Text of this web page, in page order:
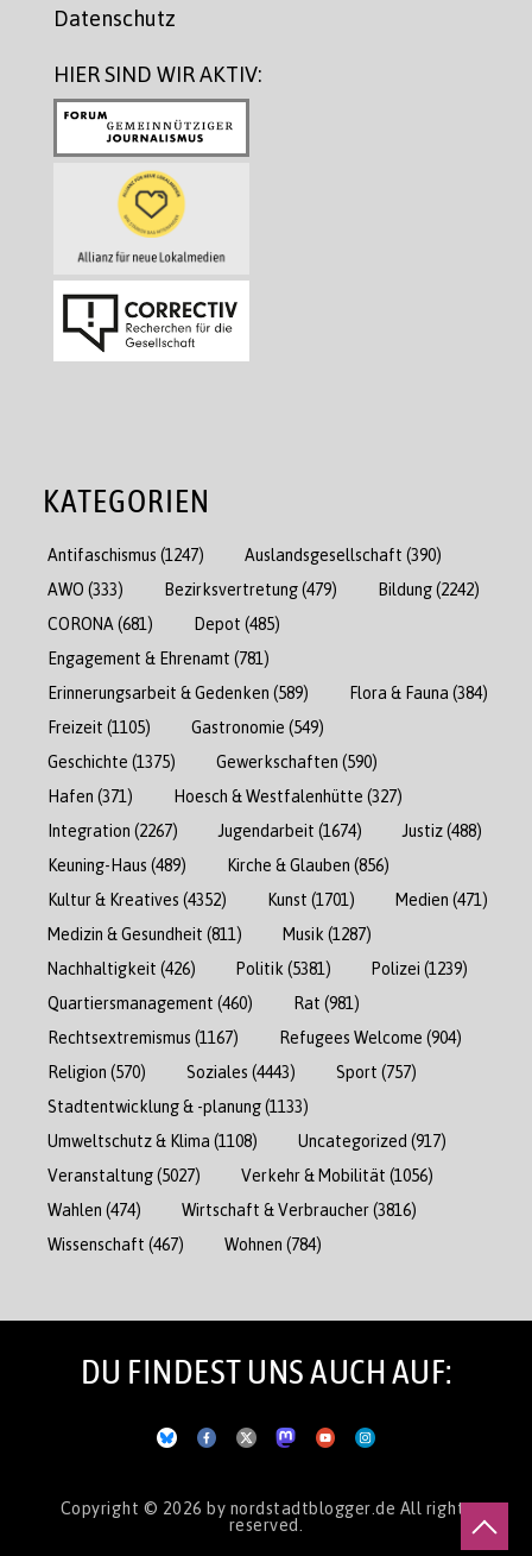
Datenschutz
HIER SIND WIR AKTIV:
KATEGORIEN
Antifaschismus (1247) Auslandsgesellschaft (390)
AWO (333) Bezirksvertretung(479) Bildung(2242)
CORONA (681) Depot (485)
Engagement & Ehrenamt (781)
Erinnerungsarbeit & Gedenken (589) Flora & Fauna (384)
Freizeit (1105) Gastronomie (549)
Geschichte (1375) Gewerkschaften (590)
Hafen (371) Hoesch & Westfalenhütte (327)
Integration (2267) Jugendarbeit (1674) Justiz(488)
Keuning-Haus (489) Kirche & Glauben (856)
Kultur & Kreatives (4352) Kunst (1701) Medien (471)
Medizin & Gesundheit (811) Musik (1287)
Nachhaltigkeit (426) Politik (5381) Polizei (1239)
Quartiersmanagement (460) Rat (981)
Rechtsextremismus (1167) Refugees Welcome (904)
Religion (570) Soziales (4443) Sport (757)
Stadtentwicklung & -planung(1133)
Umweltschutz & Klima (1108) Uncategorized (917)
Veranstaltung(5027) Verkehr & Mobilität (1056)
Wahlen (474) Wirtschaft & Verbraucher(3816)
Wissenschaft (467) Wohnen (784)
DU FINDEST UNS AUCH AUF:
Copyright © 2026 by nordstadtblogger.de All rights
reserved.